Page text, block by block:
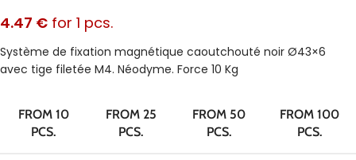
4.47 € for 1 pcs.
Système de fixation magnétique caoutchouté noir Ø43×6
avec tige filetée M4. Néodyme. Force 10 Kg
FROM 10
PCS.
FROM 25
PCS.
FROM 50
PCS.
FROM 100
PCS.